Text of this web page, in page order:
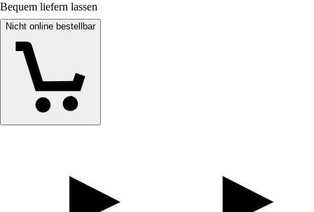
Bequem liefern lassen
Nicht online bestellbar